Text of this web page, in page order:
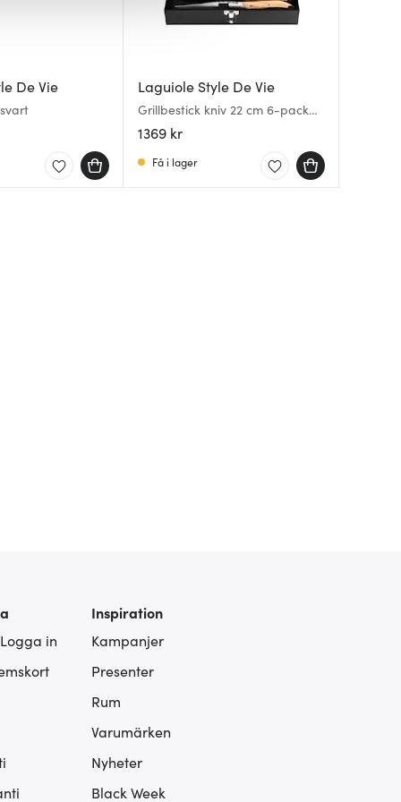
De Vie Laguiole Style De Vie
Grillbestick kniv 22 cm 6-pack
Oak Stonewash
1369 kr
Få i lager
in
Inspiration
Kampanjer
Presenter
Rum
Varumärken
Nyheter
Black Week